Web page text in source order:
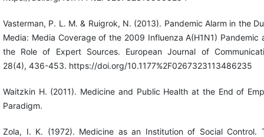
Vasterman, P. L. M. & Ruigrok, N. (2013). Pandemic Alarm in the
Media: Media Coverage of the 2009 Influenza A(H1N1) Pandemic
the Role of Expert Sources. European Journal of
28(4), 436-453. https://doi.org/10.1177%2F0267323113486235
Waitzkin H. (2011). Medicine and Public Health at the End of
Paradigm.
Zola, I. K. (1972). Medicine as an Institution of Social Control.